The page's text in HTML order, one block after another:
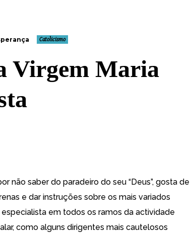
Catolicismo
Virgem Maria
não saber do paradeiro do seu “Deus”, gosta de
e dar instruções sobre os mais variados
em todos os ramos da actividade
como alguns dirigentes mais cautelosos